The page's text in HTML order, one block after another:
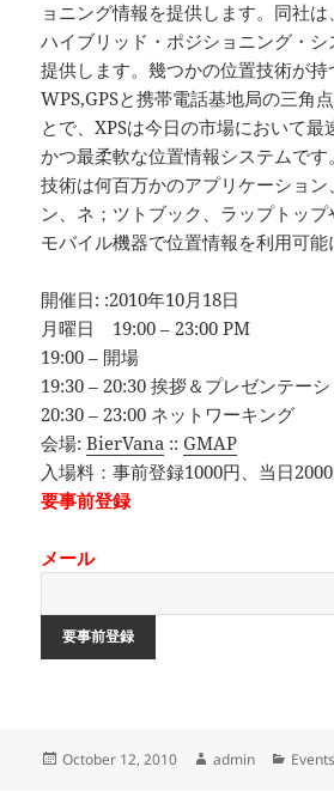
ョニング情報を提供します。同社
ハイブリッド・ポジショニング・シ
提供します。幾つかの位置技術が持
WPS,GPSと携帯電話基地局の三角
とで、XPSは今日の市場において
かつ最柔軟な位置情報システムです
技術は何百万かのアプリケーショ
ン、ネ；ツトブック、ラップトッ
モバイル機器で位置情報を利用可能
開催日: :2010年10月18日
月曜日 19:00 – 23:00 PM
19:00 – 開場
19:30 – 20:30 挨拶＆プレゼンテー
20:30 – 23:00 ネットワーキング
会場:BierVana ::GMAP
入場料：事前登録1000円、当日
要事前登録
メール
Posted
October 12, 2010 Author
admin Events